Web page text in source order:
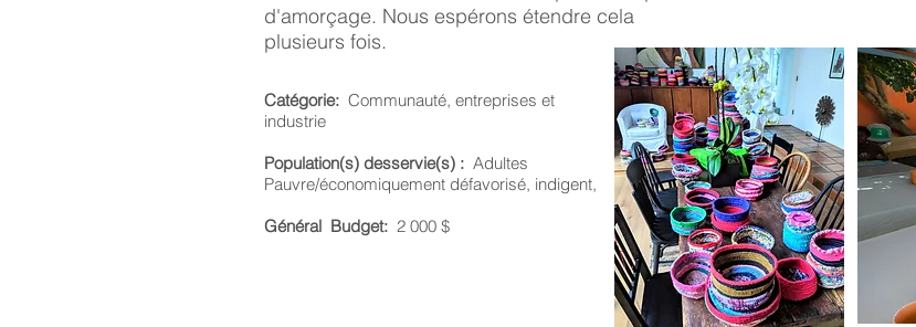
d'amorçage. Nous espérons étendre cela
plusieurs fois.
Catégorie: Communauté, entreprises et
industrie
Population(s) desservie(s) : Adultes
Pauvre/économiquement défavorisé, indigent,
Général Budget: 2 000 $